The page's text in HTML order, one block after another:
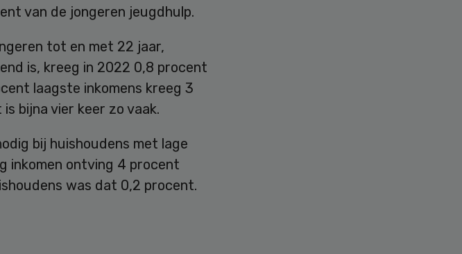
van de jongeren jeugdhulp.
tot en met 22 jaar,
is, kreeg in 2022 0,8 procent
laagste inkomens kreeg 3
bijna vier keer zo vaak.
bij huishoudens met lage
inkomen ontving 4 procent
was dat 0,2 procent.